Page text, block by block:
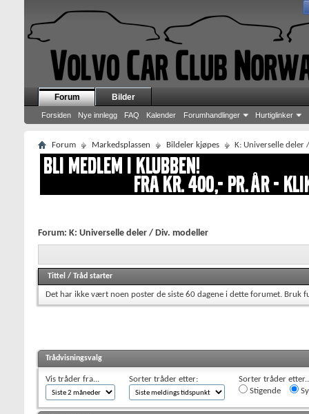
Forum
Forsiden Nye innlegg FAQ Kalender Forumhandlinger Hurtiglinker
Bilder
Forum Markedsplassen Bildeler kjøpes K: Universelle deler
Forum: K: Universelle deler / Div. modeller
Tittel / Tråd starter
Det har ikke vært noen poster de siste 60 dagene i dette forumet. Bruk
Trådvisningsvalg
Vis tråder fra... Sorter tråder etter:
Sorter tråder
Stigende